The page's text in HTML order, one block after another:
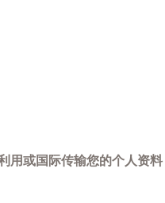
用或国际传输您的个人资